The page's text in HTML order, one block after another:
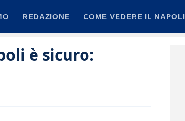
REDAZIONE COME VEDERE IL NAPOLI
è sicuro: